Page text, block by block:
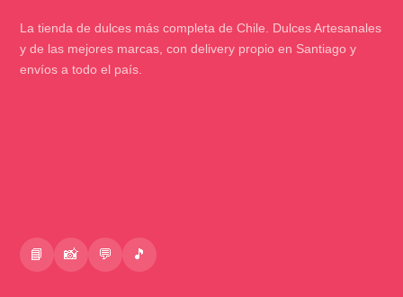
La tienda de dulces más completa de Chile. Dulces Artesanales
y de las mejores marcas, con delivery propio en Santiago y
envíos a todo el país.
📘 📸 💬 🎵